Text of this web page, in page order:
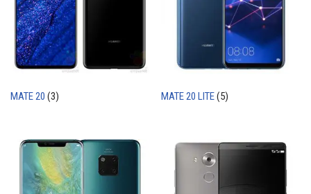
MATE 20 (3) MATE 20 LITE(5)